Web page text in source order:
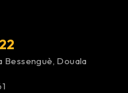
Bessenguè, Douala